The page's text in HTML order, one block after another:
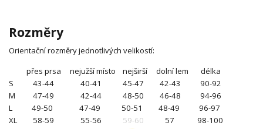
Rozměry
Orientační rozměry jednotlivých velikostí:
přes prsa nejužší místo nejširší dolní lem délka
S 43-44 40-41 45-47 42-43 90-92
M 47-49 42-44 48-50 46-48 94-96
L 49-50 47-49 50-51 48-49 96-97
XL 58-59 55-56 59-60 57 98-100